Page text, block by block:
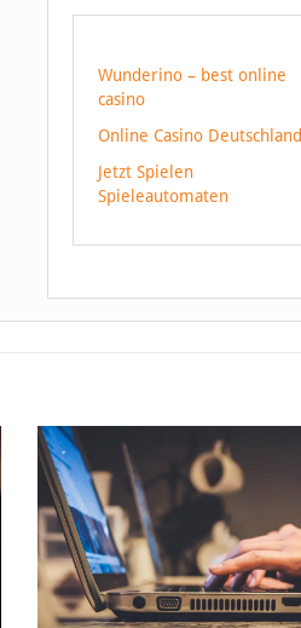
Wunderino – best online
casino
Online Casino Deutschland
Jetzt Spielen
Spieleautomaten